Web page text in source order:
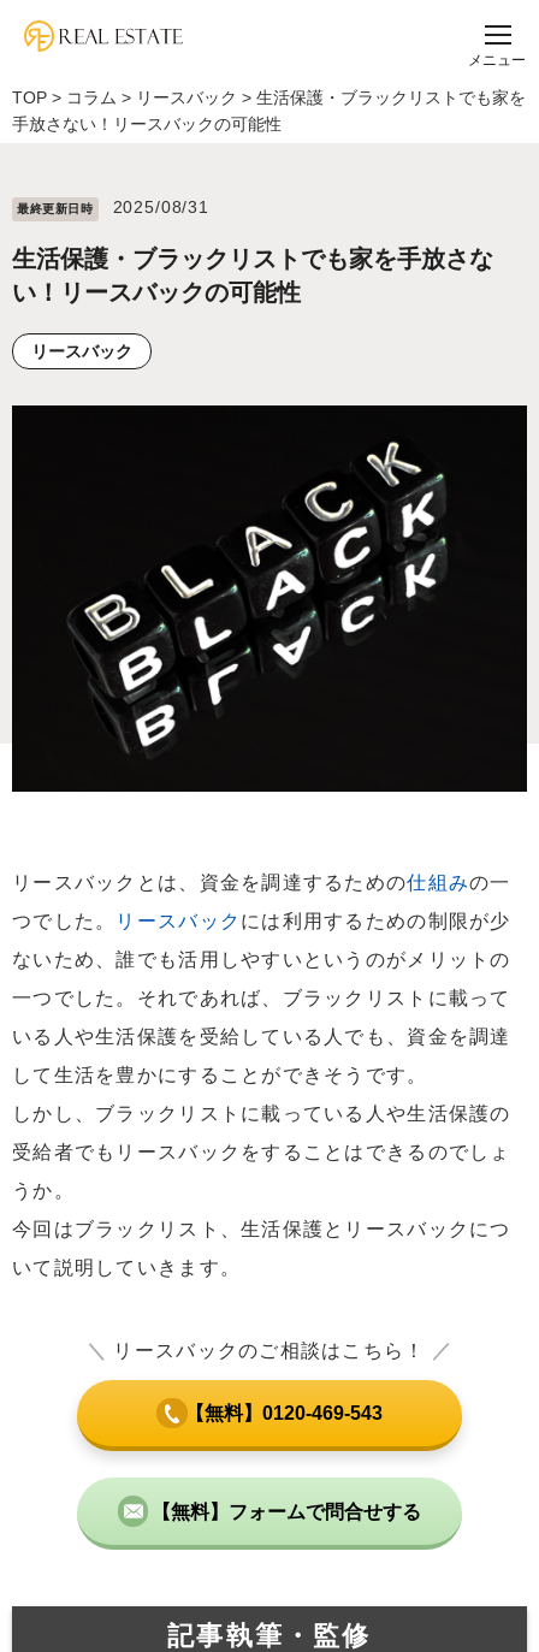
メニュー
TOP > コラム > リースバック > 生活保護・ブラックリストでも家を
手放さない！リースバックの可能性
最終更新⽇時 2025/08/31
生活保護・ブラックリストでも家を手放さな
い！リースバックの可能性
リースバック
リースバックとは、資金を調達するための仕組みの一
つでした。
リースバック には利用するための制限が少
ないため、誰でも活用しやすいというのがメリットの
一つでした。それであれば、ブラックリストに載って
いる人や生活保護を受給している人でも、資金を調達
して生活を豊かにすることができそうです。
しかし、ブラックリストに載っている人や生活保護の
受給者でもリースバックをすることはできるのでしょ
うか。
今回はブラックリスト、生活保護とリースバックにつ
いて説明していきます。
＼ リースバックのご相談はこちら！ ／
【無料】0120-469-543
【無料】フォームで問合せする
記事執筆・監修